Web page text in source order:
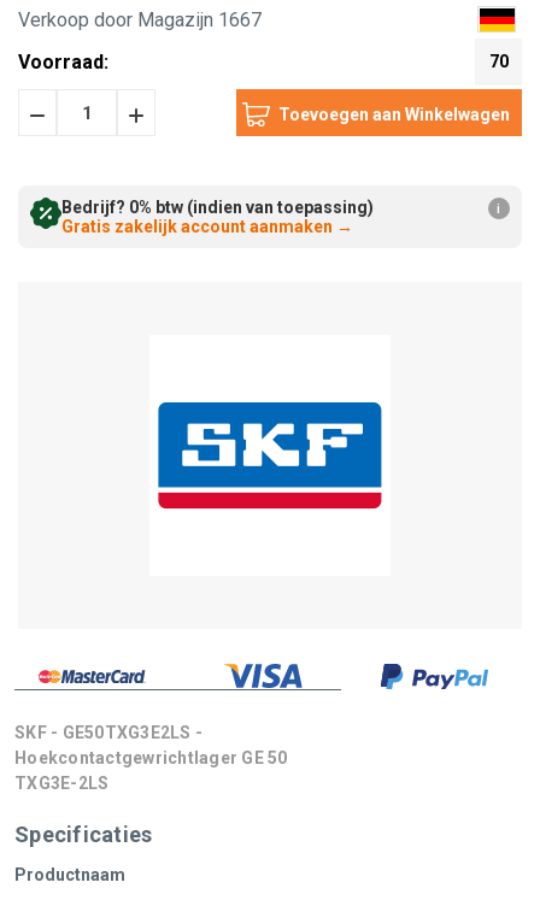
Verkoop door Magazijn 1667
Voorraad:
70
HoeveelheidHoeveelheid
Bedrijf? 0% btw (indien van toepassing)
Gratis zakelijk account aanmaken →
i
SKF - GE50TXG3E2LS -
Hoekcontactgewrichtlager GE 50
TXG3E-2LS
Specificaties
Productnaam